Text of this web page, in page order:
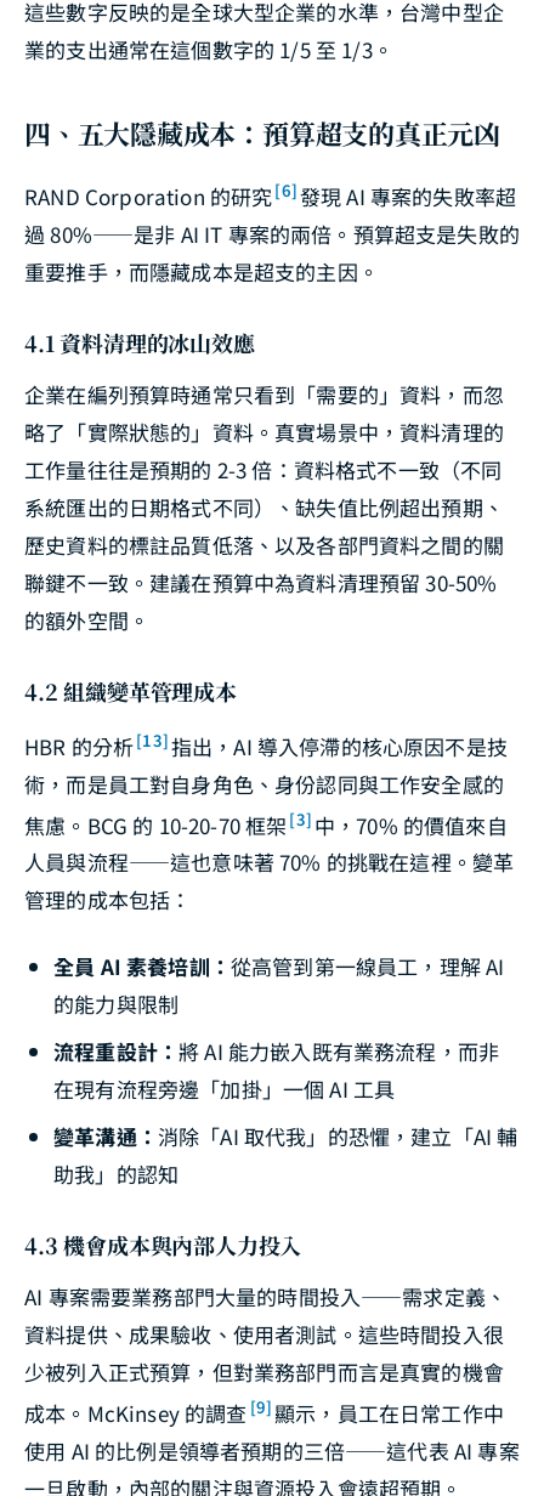
這些數字反映的是全球大型企業的水準，台灣中型企
業的支出通常在這個數字的 1/5 至 1/3。
四、五大隱藏成本：預算超支的真正元凶
RAND Corporation 的研究[6]發現 AI 專案的失敗率超
過 80%——是非 AI IT 專案的兩倍。預算超支是失敗的
重要推手，而隱藏成本是超支的主因。
4.1 資料清理的冰山效應
企業在編列預算時通常只看到「需要的」資料，而忽
略了「實際狀態的」資料。真實場景中，資料清理的
工作量往往是預期的 2-3 倍：資料格式不一致（不同
系統匯出的日期格式不同）、缺失值比例超出預期、
歷史資料的標註品質低落、以及各部門資料之間的關
聯鍵不一致。建議在預算中為資料清理預留 30-50%
的額外空間。
4.2 組織變革管理成本
HBR 的分析[13]指出，AI 導入停滯的核心原因不是技
術，而是員工對自身角色、身份認同與工作安全感的
焦慮。BCG 的 10-20-70 框架 [3] 中，70% 的價值來自
人員與流程——這也意味著 70% 的挑戰在這裡。變革
管理的成本包括：
全員 AI 素養培訓： 從高管到第一線員工，理解 AI
的能力與限制
流程重設計：將 AI 能力嵌入既有業務流程，而非
在現有流程旁邊「加掛」一個 AI 工具
變革溝通： 消除「AI 取代我」的恐懼，建立「AI 輔
助我」的認知
4.3 機會成本與內部人力投入
AI 專案需要業務部門大量的時間投入——需求定義、
資料提供、成果驗收、使用者測試。這些時間投入很
少被列入正式預算，但對業務部門而言是真實的機會
成本。McKinsey 的調查 [9] 顯示，員工在日常工作中
使用 AI 的比例是領導者預期的三倍——這代表 AI 專案
一旦啟動，內部的關注與資源投入會遠超預期。